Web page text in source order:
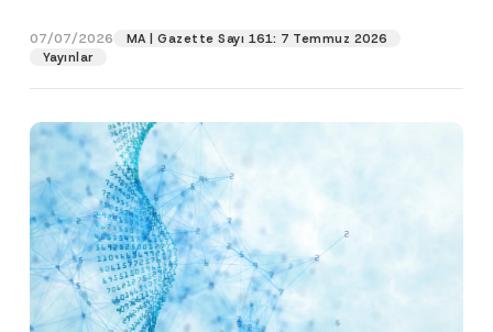
07/07/2026
MA | Gazette Sayı 161: 7 Temmuz 2026
Yayınlar